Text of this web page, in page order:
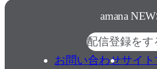
amana
配信登録をす
お問い合わせサイ